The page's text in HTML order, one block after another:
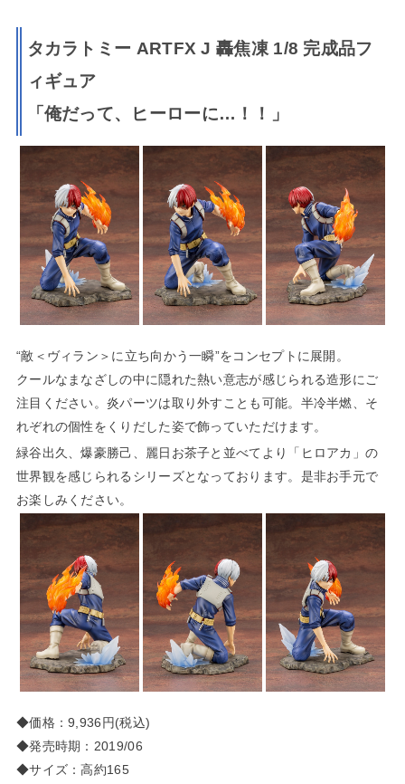
タカラトミー ARTFX J 轟焦凍 1/8 完成品フ
ィギュア
「俺だって、ヒーローに…！！」
“敵＜ヴィラン＞に立ち向かう一瞬”をコンセプトに展開。
クールなまなざしの中に隠れた熱い意志が感じられる造形にご
注目ください。炎パーツは取り外すことも可能。半冷半燃、そ
れぞれの個性をくりだした姿で飾っていただけます。
緑谷出久、爆豪勝己、麗日お茶子と並べてより「ヒロアカ」の
世界観を感じられるシリーズとなっております。是非お手元で
お楽しみください。
◆価格：9,936円(税込)
◆発売時期：2019/06
◆サイズ：高約165